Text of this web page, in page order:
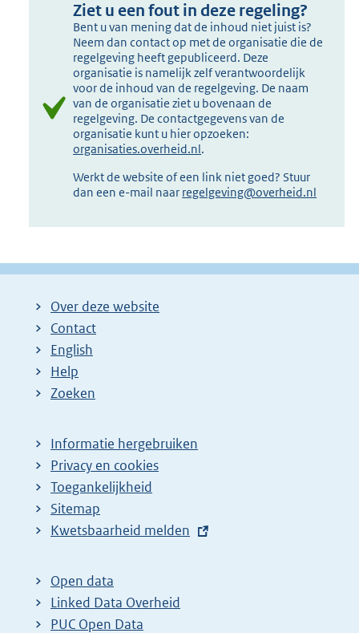
Ziet u een fout in deze regeling?
Bent u van mening dat de inhoud niet juist is?
Neem dan contact op met de organisatie die de
regelgeving heeft gepubliceerd. Deze
organisatie is namelijk zelf verantwoordelijk
voor de inhoud van de regelgeving. De naam
van de organisatie ziet u bovenaan de
regelgeving. De contactgegevens van de
organisatie kunt u hier opzoeken:
organisaties.overheid.nl.
Werkt de website of een link niet goed? Stuur
dan een e-mail naar regelgeving@overheid.nl
Over deze website
Contact
English
Help
Zoeken
Informatie hergebruiken
Privacy en cookies
Toegankelijkheid
Sitemap
E
t
e
r
Kwetsbaarheid melden
Open data
Linked Data Overheid
PUC Open Data